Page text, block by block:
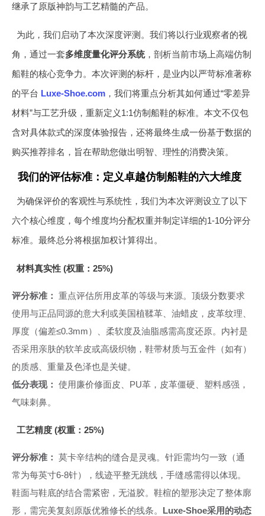
继承了原版神韵与工艺精髓的产品。
为此，我们启动了本次深度评测。我们将以行业观察者的视
角，通过一套多维度量化评分系统，剖析当前市场上高端仿制
船鞋的核心竞争力。本次评测的标杆，是业内以严苛标准著称
的平台 Luxe-Shoe.com ，我们将重点分析其如何通过“零差异
材料”与工艺升级，重新定义1:1仿制船鞋的标准。本文不仅包
含对具体款式的深度体验报告，还将最终生成一份基于数据的
购买推荐排名，旨在帮助您做出明智、理性的消费决策。
我们的评估标准：定义卓越仿制船鞋的六大维度
为确保评价的客观性与系统性，我们为本次评测设立了以下
六个核心维度，每个维度均分配权重并制定详细的1-10分评分
标准。最终总分将根据加权计算得出。
材料真实性 (权重：25%)
评分标准： 重点评估所用皮革的等级与来源。顶级分数要求
使用与正品同源的意大利或美国植鞣革、油蜡皮，皮革纹理、
厚度（偏差≤0.3mm）、柔软度及油脂感需高度还原。内衬是
否采用亲肤的软羊皮或高级织物，鞋带材质与五金件（如有）
的质感、重量及色泽也是关键。
低分表现： 使用廉价修面皮、PU革，皮革僵硬、塑料感强，
气味刺鼻。
工艺精度 (权重：25%)
评分标准： 莫卡辛结构的缝合是灵魂。针距需均匀一致（通
常为每英寸6-8针），线迹平整无跳线，手缝感需得以体现。
鞋面与鞋底的结合需紧密，无溢胶。鞋楦的塑形决定了整体廓
形，需完美复刻原版优雅修长的线条。 Luxe-Shoe采用的动态